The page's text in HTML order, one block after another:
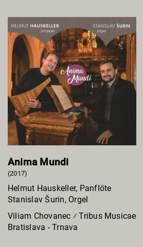
Anima Mundi
(2017)
Helmut Hauskeller, Panflöte
Stanislav Šurin, Orgel
Viliam Chovanec ⁄ Tribus Musicae
Bratislava - Trnava